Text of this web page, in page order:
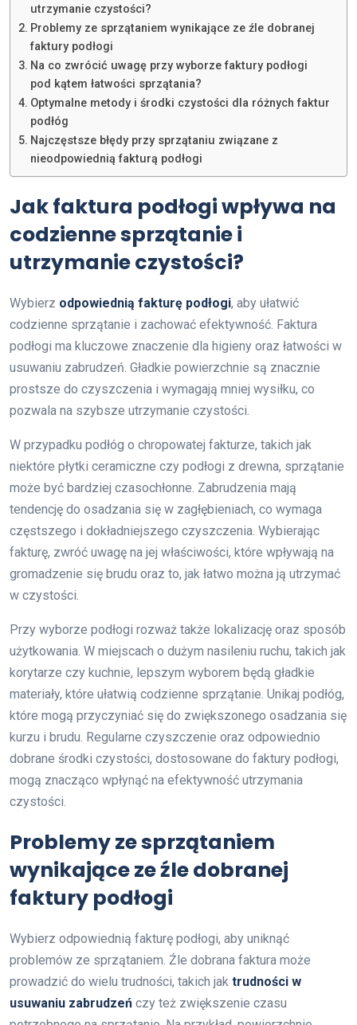
utrzymanie czystości?
Problemy ze sprzątaniem wynikające ze źle dobranej
faktury podłogi
Na co zwrócić uwagę przy wyborze faktury podłogi
pod kątem łatwości sprzątania?
Optymalne metody i środki czystości dla różnych faktur
podłóg
Najczęstsze błędy przy sprzątaniu związane z
nieodpowiednią fakturą podłogi
Jak faktura podłogi wpływa na
codzienne sprzątanie i
utrzymanie czystości?
Wybierz odpowiednią fakturę podłogi, aby ułatwić
codzienne sprzątanie i zachować efektywność. Faktura
podłogi ma kluczowe znaczenie dla higieny oraz łatwości w
usuwaniu zabrudzeń. Gładkie powierzchnie są znacznie
prostsze do czyszczenia i wymagają mniej wysiłku, co
pozwala na szybsze utrzymanie czystości.
W przypadku podłóg o chropowatej fakturze, takich jak
niektóre płytki ceramiczne czy podłogi z drewna, sprzątanie
może być bardziej czasochłonne. Zabrudzenia mają
tendencję do osadzania się w zagłębieniach, co wymaga
częstszego i dokładniejszego czyszczenia. Wybierając
fakturę, zwróć uwagę na jej właściwości, które wpływają na
gromadzenie się brudu oraz to, jak łatwo można ją utrzymać
w czystości.
Przy wyborze podłogi rozważ także lokalizację oraz sposób
użytkowania. W miejscach o dużym nasileniu ruchu, takich jak
korytarze czy kuchnie, lepszym wyborem będą gładkie
materiały, które ułatwią codzienne sprzątanie. Unikaj podłóg,
które mogą przyczyniać się do zwiększonego osadzania się
kurzu i brudu. Regularne czyszczenie oraz odpowiednio
dobrane środki czystości, dostosowane do faktury podłogi,
mogą znacząco wpłynąć na efektywność utrzymania
czystości.
Problemy ze sprzątaniem
wynikające ze źle dobranej
faktury podłogi
Wybierz odpowiednią fakturę podłogi, aby uniknąć
problemów ze sprzątaniem. Źle dobrana faktura może
prowadzić do wielu trudności, takich jak trudności w
usuwaniu zabrudzeń czy też zwiększenie czasu